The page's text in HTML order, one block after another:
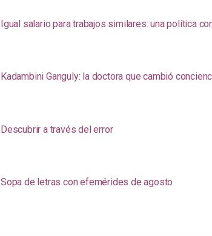
Igual salario para trabajos similares: una política
Kadambini Ganguly: la doctora que cambió
Descubrir a través del error
Sopa de letras con efemérides de agosto